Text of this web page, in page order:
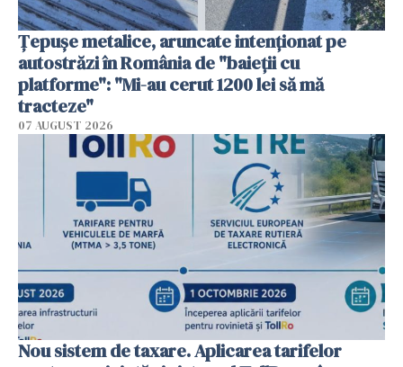
Țepușe metalice, aruncate intenționat pe
autostrăzi în România de "baieții cu
platforme": "Mi-au cerut 1200 lei să mă
tracteze"
07 AUGUST 2026
Nou sistem de taxare. Aplicarea tarifelor